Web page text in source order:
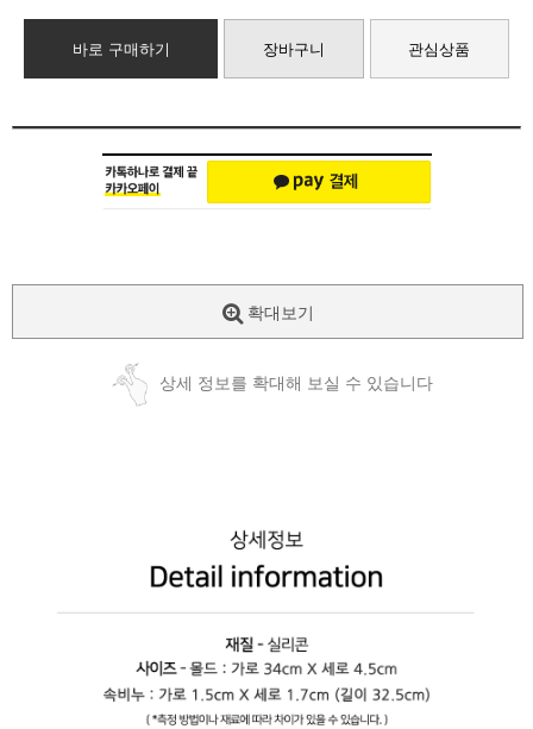
바로 구매하기 장바구니 관심상품
확대보기
상세 정보를 확대해 보실 수 있습니다